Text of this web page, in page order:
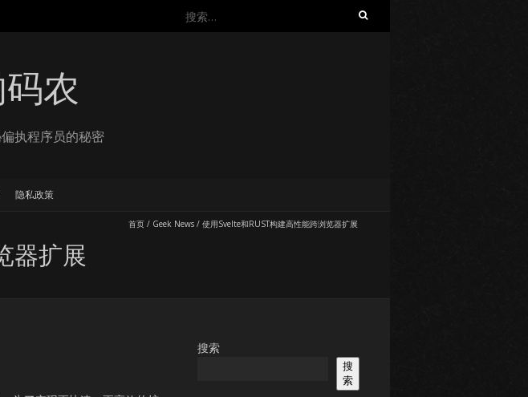
搜
农
执程序员的秘密
隐私政策
首页 / Geek News / 使用Svelte和RUST构建高性能跨浏览器扩展
器扩展
搜索
搜
索